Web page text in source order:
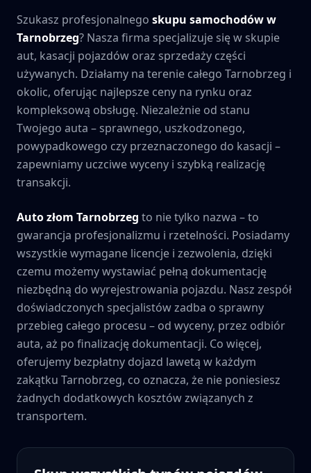
Szukasz profesjonalnego skupu samochodów w
Tarnobrzeg? Nasza firma specjalizuje się w skupie
aut, kasacji pojazdów oraz sprzedaży części
używanych. Działamy na terenie całego Tarnobrzeg i
okolic, oferując najlepsze ceny na rynku oraz
kompleksową obsługę. Niezależnie od stanu
Twojego auta – sprawnego, uszkodzonego,
powypadkowego czy przeznaczonego do kasacji –
zapewniamy uczciwe wyceny i szybką realizację
transakcji.
Auto złom Tarnobrzeg to nie tylko nazwa – to
gwarancja profesjonalizmu i rzetelności. Posiadamy
wszystkie wymagane licencje i zezwolenia, dzięki
czemu możemy wystawiać pełną dokumentację
niezbędną do wyrejestrowania pojazdu. Nasz zespół
doświadczonych specjalistów zadba o sprawny
przebieg całego procesu – od wyceny, przez odbiór
auta, aż po finalizację dokumentacji. Co więcej,
oferujemy bezpłatny dojazd lawetą w każdym
zakątku Tarnobrzeg, co oznacza, że nie poniesiesz
żadnych dodatkowych kosztów związanych z
transportem.